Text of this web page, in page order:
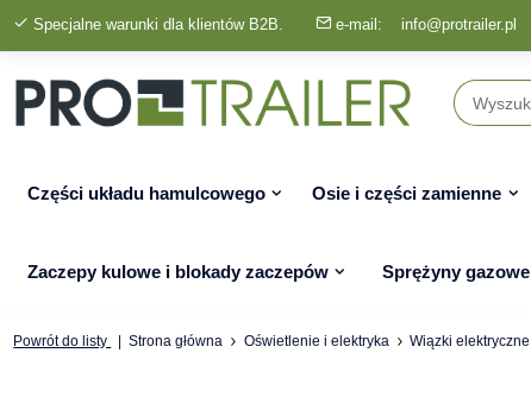
Specjalne warunki dla klientów B2B. e-mail: info@protrailer.pl
Części układu hamulcowego Osie i części zamienne
Zaczepy kulowe i blokady zaczepów Sprężyny gazowe
Powrót do listy Strona główna Oświetlenie i elektryka Wiązki elektryczne